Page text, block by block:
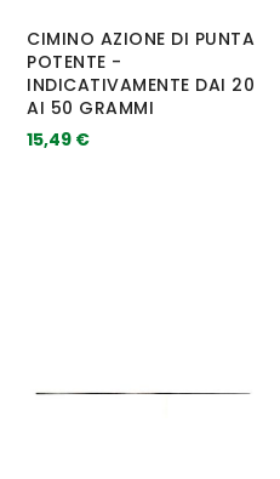
CIMINO AZIONE DI PUNTA
POTENTE -
INDICATIVAMENTE DAI 20
AI 50 GRAMMI
15,49 €